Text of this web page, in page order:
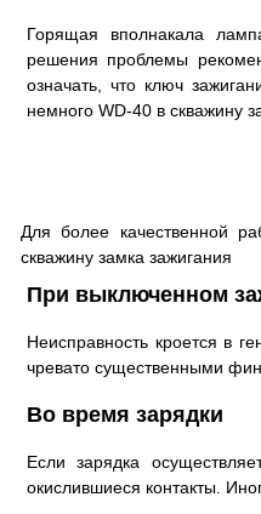
Горящая вполнакала
решения проблемы
означать, что ключ
немного WD-40 в скважину
Для более качественной
скважину замка зажигания
При выключенном
Неисправность кроется в
чревато существенными
Во время зарядки
Если зарядка
окислившиеся контакты.